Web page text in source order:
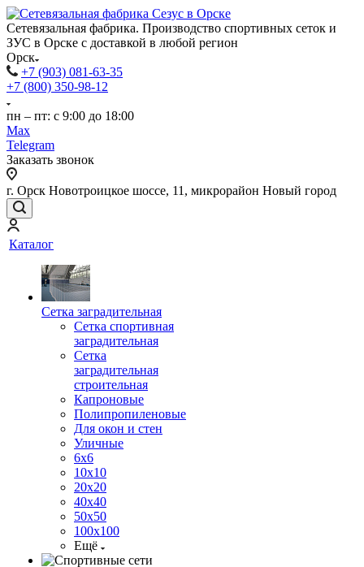
Сетевязальная фабрика. Производство спортивных сеток и
ЗУС в Орске с доставкой в любой регион
Орск
+7 (903) 081-63-35
+7 (800) 350-98-12
пн – пт: с 9:00 до 18:00
Max
Telegram
Заказать звонок
г. Орск Новотроицкое шоссе, 11, микрорайон Новый город
Каталог
Сетка заградительная
Сетка спортивная
заградительная
Сетка
заградительная
строительная
Капроновые
Полипропиленовые
Для окон и стен
Уличные
6х6
10х10
20х20
40х40
50х50
100х100
Ещё